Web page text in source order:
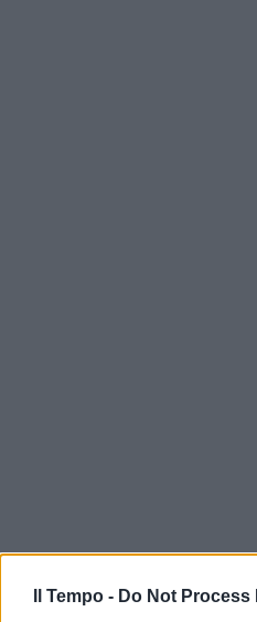
Il Tempo - Do Not
In evidenza